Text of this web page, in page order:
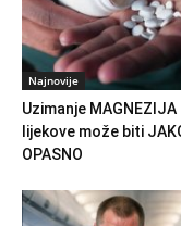
Najnovije
Uzimanje
lijekove može biti
OPASNO